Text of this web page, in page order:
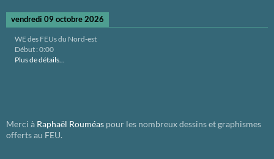
vendredi 09 octobre 2026
WE des FEUs du Nord-est
Début : 0:00
Plus de détails...
Merci à Raphaël Rouméas pour les nombreux dessins et graphismes
offerts au FEU.